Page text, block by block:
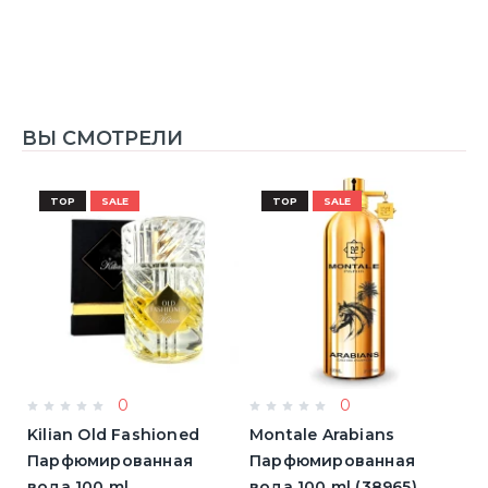
ВЫ СМОТРЕЛИ
TOP SALE
0
Kilian Old Fashioned
Парфюмированная
TOP SALE
0
Montale Arabians
Парфюмированная